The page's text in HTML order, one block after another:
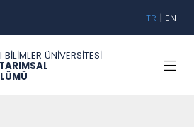
TR | EN
ÜNİVERSİTESİ